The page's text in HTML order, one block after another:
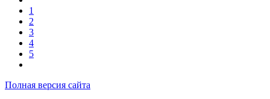
1
2
3
4
5
Полная версия сайта